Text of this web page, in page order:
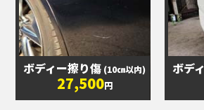
ボディー擦り傷 (10㎝以内)
27,500円
ボデ